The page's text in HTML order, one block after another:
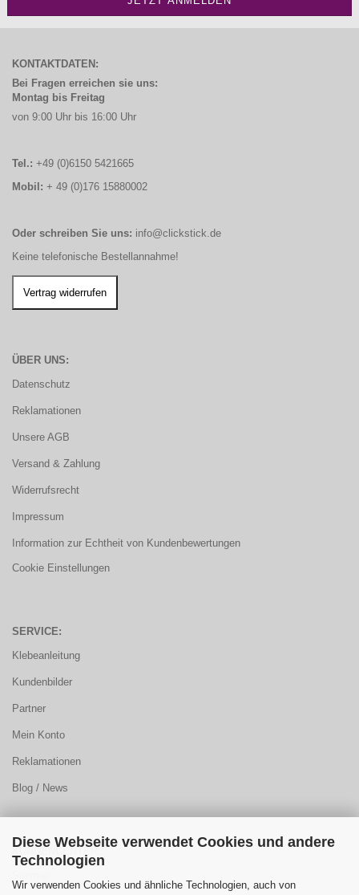
Diese Webseite verwendet Cookies und andere
Technologien
Wir verwenden Cookies und ähnliche Technologien, auch von
KONTAKTDATEN:
Bei Fragen erreichen sie uns:
Montag bis Freitag
von 9:00 Uhr bis 16:00 Uhr
Tel.: +49 (0)6150 5421665
Mobil: + 49 (0)176 15880002
Oder schreiben Sie uns: info@clickstick.de
Keine telefonische Bestellannahme!
ÜBER UNS:
Datenschutz
Reklamationen
Unsere AGB
Versand & Zahlung
Widerrufsrecht
Impressum
Information zur Echtheit von Kundenbewertungen
Cookie Einstellungen
SERVICE:
Klebeanleitung
Kundenbilder
Partner
Mein Konto
Reklamationen
Blog / News